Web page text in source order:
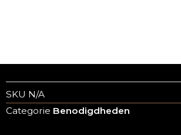
SKU N/A
Categorie Benodigdheden